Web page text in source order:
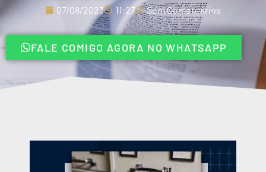
07/08/2023 11:27 Sem Comentários
FALE COMIGO AGORA NO WHATSAPP